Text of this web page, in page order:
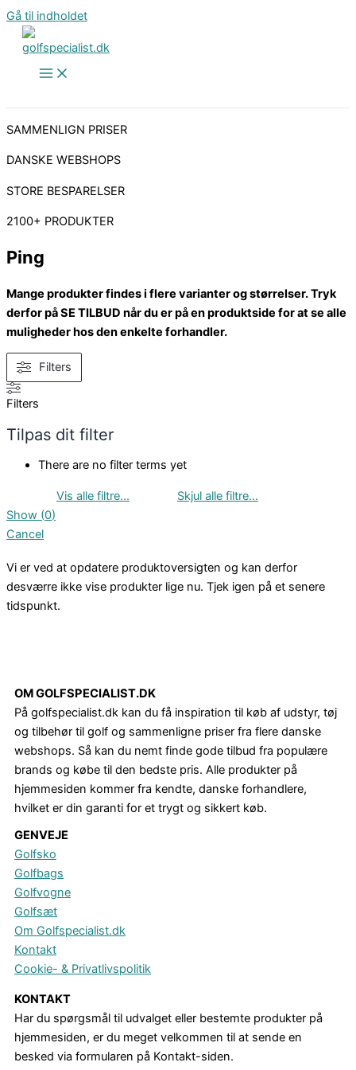
Gå til indholdet
SAMMENLIGN PRISER
DANSKE WEBSHOPS
STORE BESPARELSER
2100+ PRODUKTER
Ping
Mange produkter findes i flere varianter og størrelser. Tryk
derfor på SE TILBUD når du er på en produktside for at se alle
muligheder hos den enkelte forhandler.
Filters
Filters
Tilpas dit filter
There are no filter terms yet
Show (0)
Cancel
Vi er ved at opdatere produktoversigten og kan derfor
desværre ikke vise produkter lige nu. Tjek igen på et senere
tidspunkt.
OM GOLFSPECIALIST.DK
På golfspecialist.dk kan du få inspiration til køb af udstyr, tøj
og tilbehør til golf og sammenligne priser fra flere danske
webshops. Så kan du nemt finde gode tilbud fra populære
brands og købe til den bedste pris. Alle produkter på
hjemmesiden kommer fra kendte, danske forhandlere,
hvilket er din garanti for et trygt og sikkert køb.
GENVEJE
Golfsko
Golfbags
Golfvogne
Golfsæt
Om Golfspecialist.dk
Kontakt
Cookie- & Privatlivspolitik
KONTAKT
Har du spørgsmål til udvalget eller bestemte produkter på
hjemmesiden, er du meget velkommen til at sende en
besked via formularen på Kontakt-siden.